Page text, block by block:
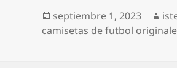
Publicado
el
septiembre 1, 2023
camisetas de futbol